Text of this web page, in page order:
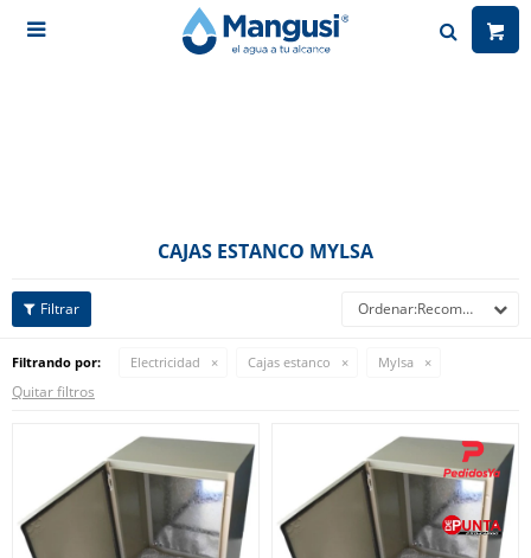

CAJAS ESTANCO MYLSA
Recomendados
Filtrando por: Electricidad Cajas estanco Mylsa
Quitar filtros